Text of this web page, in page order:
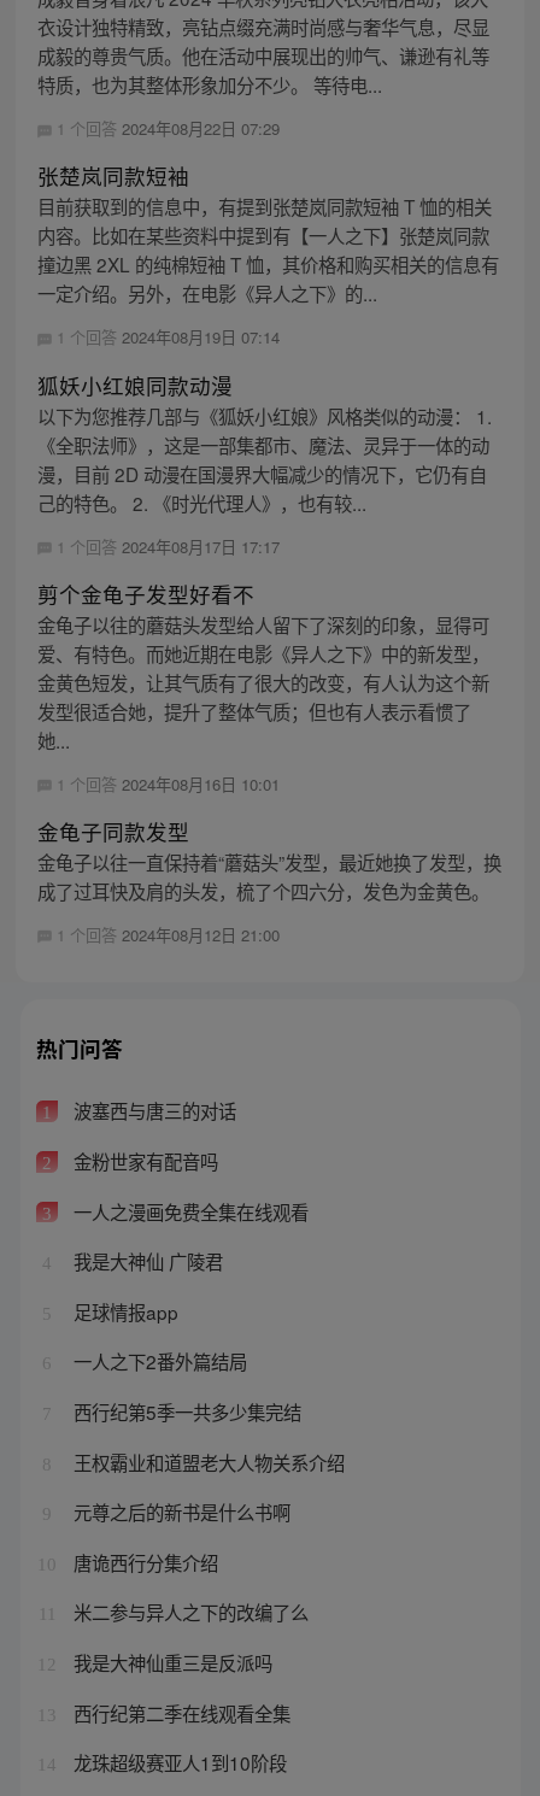
衣设计独特精致，亮钻点缀充满时尚感与奢华气息，尽显
成毅的尊贵气质。他在活动中展现出的帅气、谦逊有礼等
特质，也为其整体形象加分不少。 等待电...
1 个回答 2024年08月22日 07:29
张楚岚同款短袖
目前获取到的信息中，有提到张楚岚同款短袖 T 恤的相关
内容。比如在某些资料中提到有【一人之下】张楚岚同款
撞边黑 2XL 的纯棉短袖 T 恤，其价格和购买相关的信息有
一定介绍。另外，在电影《异人之下》的...
1 个回答 2024年08月19日 07:14
狐妖小红娘同款动漫
以下为您推荐几部与《狐妖小红娘》风格类似的动漫： 1.
《全职法师》，这是一部集都市、魔法、灵异于一体的动
漫，目前 2D 动漫在国漫界大幅减少的情况下，它仍有自
己的特色。 2. 《时光代理人》，也有较...
1 个回答 2024年08月17日 17:17
剪个金龟子发型好看不
金龟子以往的蘑菇头发型给人留下了深刻的印象，显得可
爱、有特色。而她近期在电影《异人之下》中的新发型，
金黄色短发，让其气质有了很大的改变，有人认为这个新
发型很适合她，提升了整体气质；但也有人表示看惯了
她...
1 个回答 2024年08月16日 10:01
金龟子同款发型
金龟子以往一直保持着“蘑菇头”发型，最近她换了发型，换
成了过耳快及肩的头发，梳了个四六分，发色为金黄色。
1 个回答 2024年08月12日 21:00
热门问答
1 波塞西与唐三的对话
2 金粉世家有配音吗
3 一人之漫画免费全集在线观看
4 我是大神仙 广陵君
5 足球情报app
6 一人之下2番外篇结局
7 西行纪第5季一共多少集完结
8 王权霸业和道盟老大人物关系介绍
9 元尊之后的新书是什么书啊
10 唐诡西行分集介绍
米二参与异人之下的改编了么
12 我是大神仙重三是反派吗
13 西行纪第二季在线观看全集
14 龙珠超级赛亚人1到10阶段